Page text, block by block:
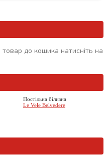
до кошика натисніть на
Постільна білизна
Le Vele Belvedere